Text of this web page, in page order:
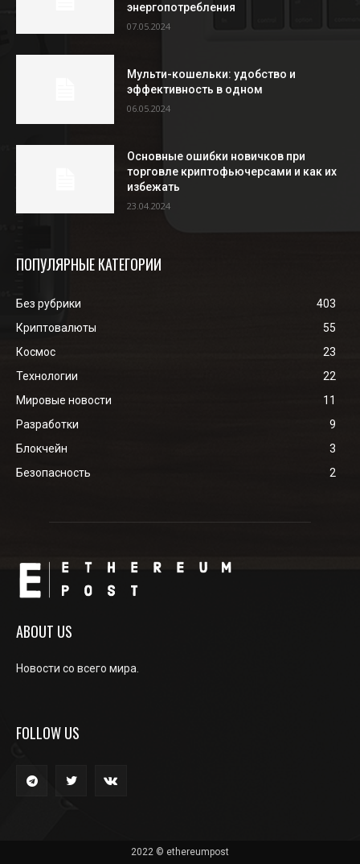
энергопотребления
07.05.2024
Мульти-кошельки: удобство и
эффективность в одном
06.05.2024
Основные ошибки новичков при
торговле криптофьючерсами и как их
избежать
23.04.2024
ПОПУЛЯРНЫЕ КАТЕГОРИИ
Без рубрики
403
Криптовалюты
55
Космос
23
Технологии
22
Мировые новости
11
Разработки
9
Блокчейн
3
Безопасность
2
ABOUT US
Новости со всего мира.
FOLLOW US
2022 © ethereumpost